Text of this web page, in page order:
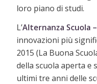
loro piano di studi.
L’Alternanza Scuola
innovazioni più
2015 (La Buona
della scuola aperta e
ultimi tre anni delle